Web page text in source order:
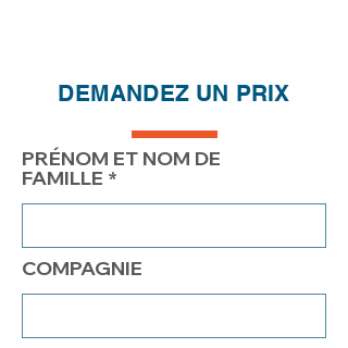
PRIX 895.00$ 845.00$ 804.00$
DEMANDEZ UN PRIX
PRÉNOM ET NOM DE
FAMILLE
COMPAGNIE